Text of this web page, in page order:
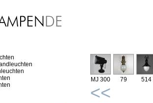
MJ 300 79 514
<<